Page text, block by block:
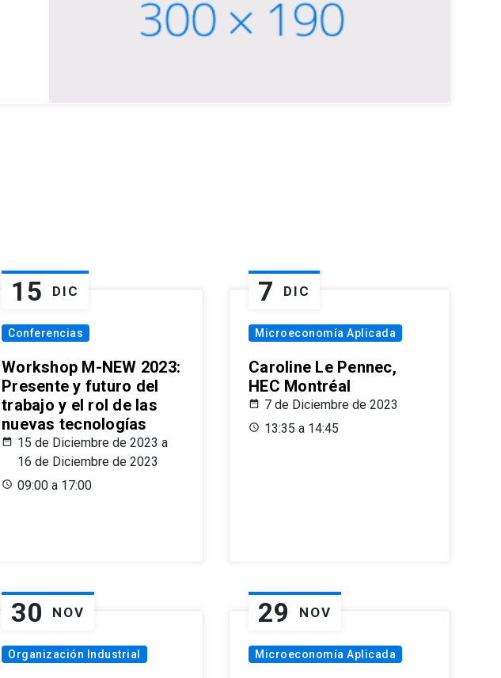
15 DIC
Conferencias
Workshop M-NEW 2023:
Presente y futuro del
trabajo y el rol de las
nuevas tecnologías
15 de Diciembre de 2023 a
16 de Diciembre de 2023
09:00 a 17:00
7 DIC
Microeconomía Aplicada
Caroline Le Pennec,
HEC Montréal
7 de Diciembre de 2023
13:35 a 14:45
30 NOV
Organización Industrial
29 NOV
Microeconomía Aplicada